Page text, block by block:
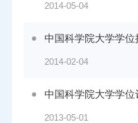
2014-05-04
中国科学院大学学位
2014-02-04
中国科学院大学学
2013-05-01